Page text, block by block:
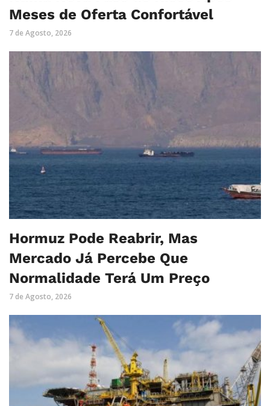
Meses de Oferta Confortável
7 de Agosto, 2026
Hormuz Pode Reabrir, Mas
Mercado Já Percebe Que
Normalidade Terá Um Preço
7 de Agosto, 2026